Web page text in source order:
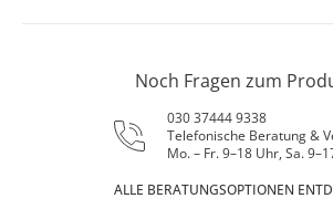
Noch Fragen zum
030 37444 9338
Telefonische Beratung &
Mo. – Fr. 9–18 Uhr, Sa.
ALLE BERATUNGSOPTIONEN